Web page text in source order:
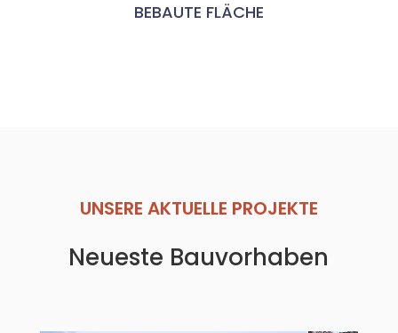
BEBAUTE FLÄCHE
UNSERE AKTUELLE PROJEKTE
Neueste Bauvorhaben